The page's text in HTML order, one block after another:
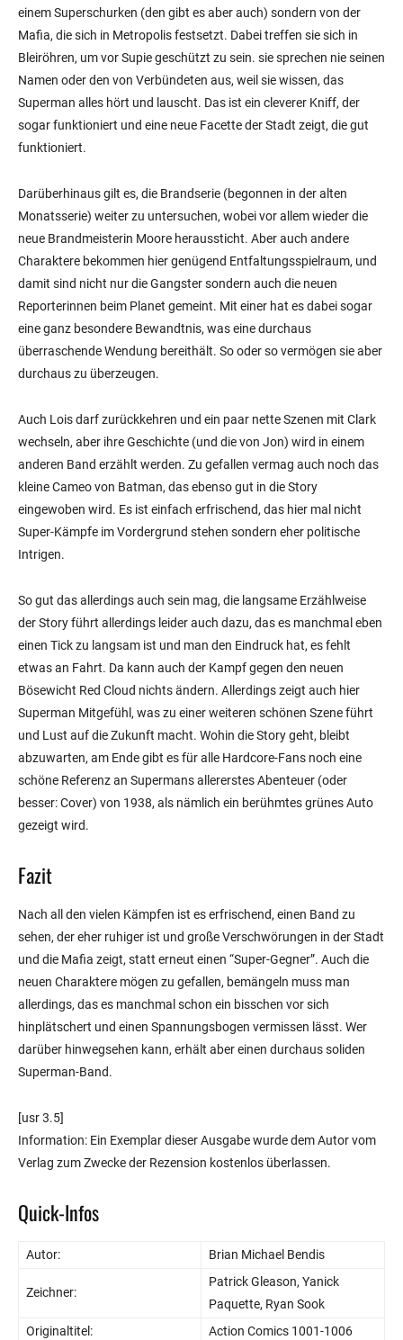
einem Superschurken (den gibt es aber auch) sondern von der
Mafia, die sich in Metropolis festsetzt. Dabei treffen sie sich in
Bleiröhren, um vor Supie geschützt zu sein. sie sprechen nie seinen
Namen oder den von Verbündeten aus, weil sie wissen, das
Superman alles hört und lauscht. Das ist ein cleverer Kniff, der
sogar funktioniert und eine neue Facette der Stadt zeigt, die gut
funktioniert.
Darüberhinaus gilt es, die Brandserie (begonnen in der alten
Monatsserie) weiter zu untersuchen, wobei vor allem wieder die
neue Brandmeisterin Moore heraussticht. Aber auch andere
Charaktere bekommen hier genügend Entfaltungsspielraum, und
damit sind nicht nur die Gangster sondern auch die neuen
Reporterinnen beim Planet gemeint. Mit einer hat es dabei sogar
eine ganz besondere Bewandtnis, was eine durchaus
überraschende Wendung bereithält. So oder so vermögen sie aber
durchaus zu überzeugen.
Auch Lois darf zurückkehren und ein paar nette Szenen mit Clark
wechseln, aber ihre Geschichte (und die von Jon) wird in einem
anderen Band erzählt werden. Zu gefallen vermag auch noch das
kleine Cameo von Batman, das ebenso gut in die Story
eingewoben wird. Es ist einfach erfrischend, das hier mal nicht
Super-Kämpfe im Vordergrund stehen sondern eher politische
Intrigen.
So gut das allerdings auch sein mag, die langsame Erzählweise
der Story führt allerdings leider auch dazu, das es manchmal eben
einen Tick zu langsam ist und man den Eindruck hat, es fehlt
etwas an Fahrt. Da kann auch der Kampf gegen den neuen
Bösewicht Red Cloud nichts ändern. Allerdings zeigt auch hier
Superman Mitgefühl, was zu einer weiteren schönen Szene führt
und Lust auf die Zukunft macht. Wohin die Story geht, bleibt
abzuwarten, am Ende gibt es für alle Hardcore-Fans noch eine
schöne Referenz an Supermans allererstes Abenteuer (oder
besser: Cover) von 1938, als nämlich ein berühmtes grünes Auto
gezeigt wird.
Fazit
Nach all den vielen Kämpfen ist es erfrischend, einen Band zu
sehen, der eher ruhiger ist und große Verschwörungen in der Stadt
und die Mafia zeigt, statt erneut einen “Super-Gegner”. Auch die
neuen Charaktere mögen zu gefallen, bemängeln muss man
allerdings, das es manchmal schon ein bisschen vor sich
hinplätschert und einen Spannungsbogen vermissen lässt. Wer
darüber hinwegsehen kann, erhält aber einen durchaus soliden
Superman-Band.
[usr 3.5]
Information: Ein Exemplar dieser Ausgabe wurde dem Autor vom
Verlag zum Zwecke der Rezension kostenlos überlassen.
Quick-Infos
Autor: Brian Michael Bendis
Zeichner:
Patrick Gleason, Yanick
Paquette, Ryan Sook
Originaltitel:
Action Comics 1001-1006